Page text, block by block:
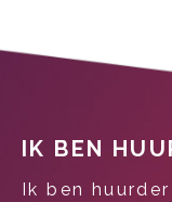
IK BEN
Ik ben huurder